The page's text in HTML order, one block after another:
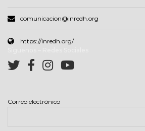
comunicacion@inredh.org
https://inredh.org/
Correo electrónico